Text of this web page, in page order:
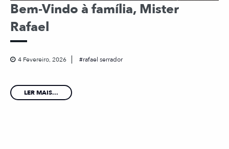
Bem-Vindo à família, Mister
Rafael
4 Fevereiro, 2026 rafael serrador
LER MAIS...